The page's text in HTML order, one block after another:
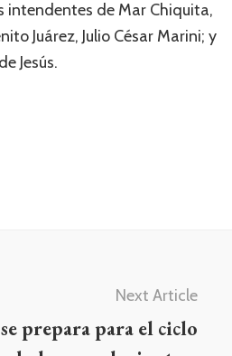
intendentes de Mar Chiquita,
Juárez, Julio César Marini; y
Jesús.
Next Article
prepara para el ciclo